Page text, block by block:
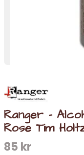
Ranger -
Rose Tim
85 kr